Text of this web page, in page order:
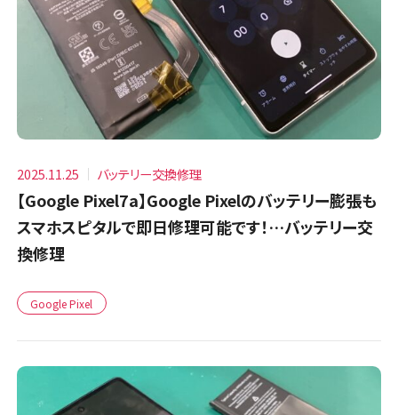
2025.11.25 バッテリー交換修理
【Google Pixel7a】Google Pixelのバッテリー膨張も
スマホスピタルで即日修理可能です！…バッテリー交
換修理
Google Pixel